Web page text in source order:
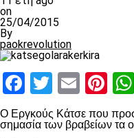
on
25/04/2015
By
paokrevolution
Facebook
Twitter
Email
Ο Εργκούς Κάτσε που
σημασία των βραβείων τα